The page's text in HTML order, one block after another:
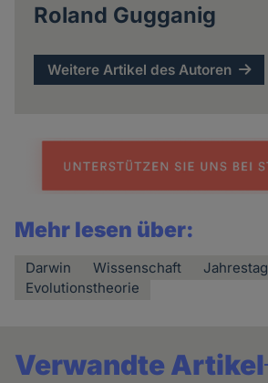
Roland Gugganig
Weitere Artikel des Autoren
Mehr lesen über:
Darwin Wissenschaft
Jahrestag
Evolutionstheorie
Verwandte Artikel